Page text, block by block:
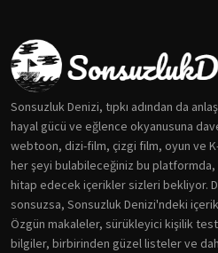
Sonsuzluk Denizi, tıpkı adından da
hayal gücü ve eğlence okyanusuna
webtoon, dizi-film, çizgi film, oyun ve
her şeyi bulabileceğiniz bu
hitap edecek içerikler sizleri bekliyor.
sonsuzsa, Sonsuzluk Denizi'ndeki
Özgün makaleler, sürükleyici kişilik
bilgiler, birbirinden güzel listeler ve